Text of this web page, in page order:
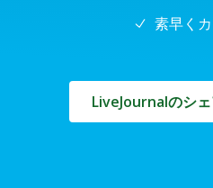
素早く
LiveJournalのシ